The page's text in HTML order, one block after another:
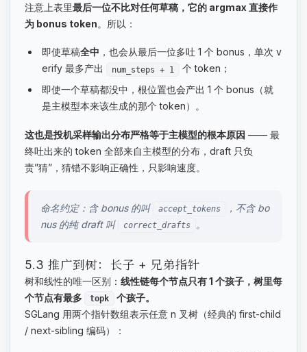
注意上表里最后一位不比对任何草稿，它的 argmax 直接作
为 bonus token。所以：
即使草稿全中 ，也会从最后一位多吐 1 个 bonus，单次 v
erify 最多产出
num_steps + 1
个 token；
即使一个草稿都没中，根位置也会产出 1 个 bonus（就
是主模型本来该生成的那个 token）。
这也是投机采样输出分布严格等于主模型的根本原因 —— 最
终吐出来的 token 全部来自主模型的分布，draft 只负
责”猜”，猜错不影响正确性，只影响速度。
命名约定：含 bonus 的叫 accept_tokens
，不含 bo
nus 的纯 draft 叫
correct_drafts 。
5.3 推广到树：长子 + 兄弟指针
树和线性的唯一区别： 线性链每个节点只有 1 个孩子，树里每
个节点有最多
topk
个孩子。
SGLang 用两个指针数组表示任意 n 叉树（经典的 first-child
/ next-sibling 编码）：